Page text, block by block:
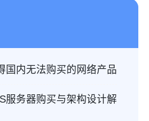
国内无法购买的网络产品
服务器购买与架构设计解